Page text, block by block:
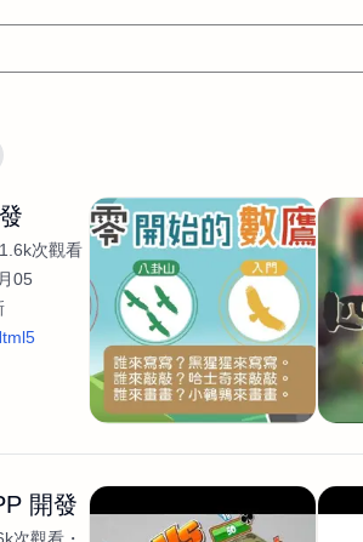
AI應用 AI 網頁設計 軟體
平面設計師 AI影片製作 P圖改
商業攝影 廣告行銷服務
WordPress網站架設與網站維護救援
生產
影像設計 視覺設計 自我介紹
電商自媒體平面設計 長篇文案短
1.6k次觀看
05
開發
次觀看